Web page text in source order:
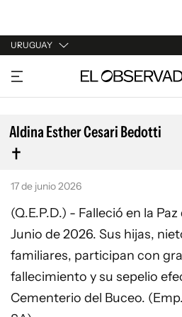
URUGUAY
URUGUAY
ARGENTINA
ESPAÑA
ESTADOS UNIDOS
Aldina Esther Cesari Bedotti
17 de junio 2026
(Q.E.P.D.) - Falleció en la
Junio de 2026. Sus hijas,
familiares, participan con
fallecimiento y su sepelio
Cementerio del Buceo.